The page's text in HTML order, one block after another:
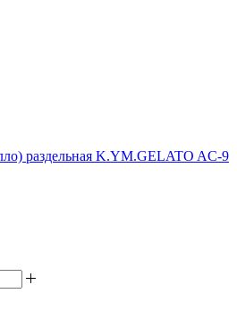
раздельная K.YM.GELATO AC-9